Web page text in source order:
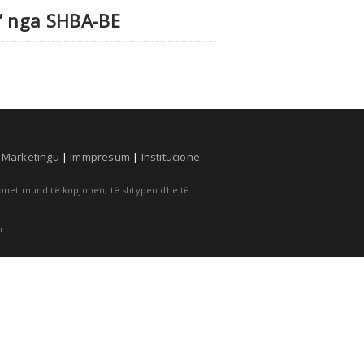
SHBA-BE
Marketingu | Immpresum | Institucione
mund të kopjohen, të shtypen dhe të